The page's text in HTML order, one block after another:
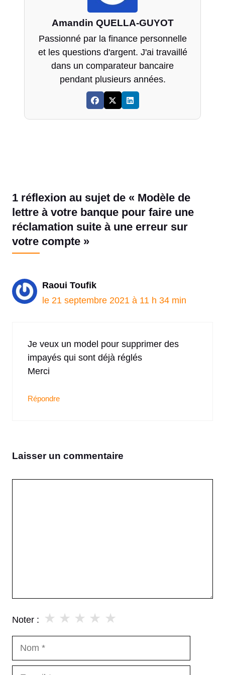
Amandin QUELLA-GUYOT
Passionné par la finance personnelle
et les questions d'argent. J'ai travaillé
dans un comparateur bancaire
pendant plusieurs années.
1 réflexion au sujet de « Modèle de
lettre à votre banque pour faire une
réclamation suite à une erreur sur
votre compte »
Raoui Toufik
le 21 septembre 2021 à 11 h 34 min
Je veux un model pour supprimer des
impayés qui sont déjà réglés
Merci
Répondre
Laisser un commentaire
Noter : ★
★
★
★
★